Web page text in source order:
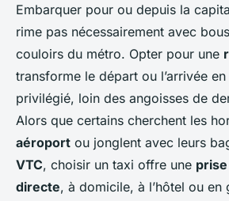
Embarquer pour ou depuis la
rime pas nécessairement avec
couloirs du métro. Opter pour une
transforme le départ ou l’arrivée
privilégié, loin des angoisses de
Alors que certains cherchent les
aéroport ou jonglent avec leurs
VTC, choisir un taxi offre une
directe, à domicile, à l’hôtel ou en